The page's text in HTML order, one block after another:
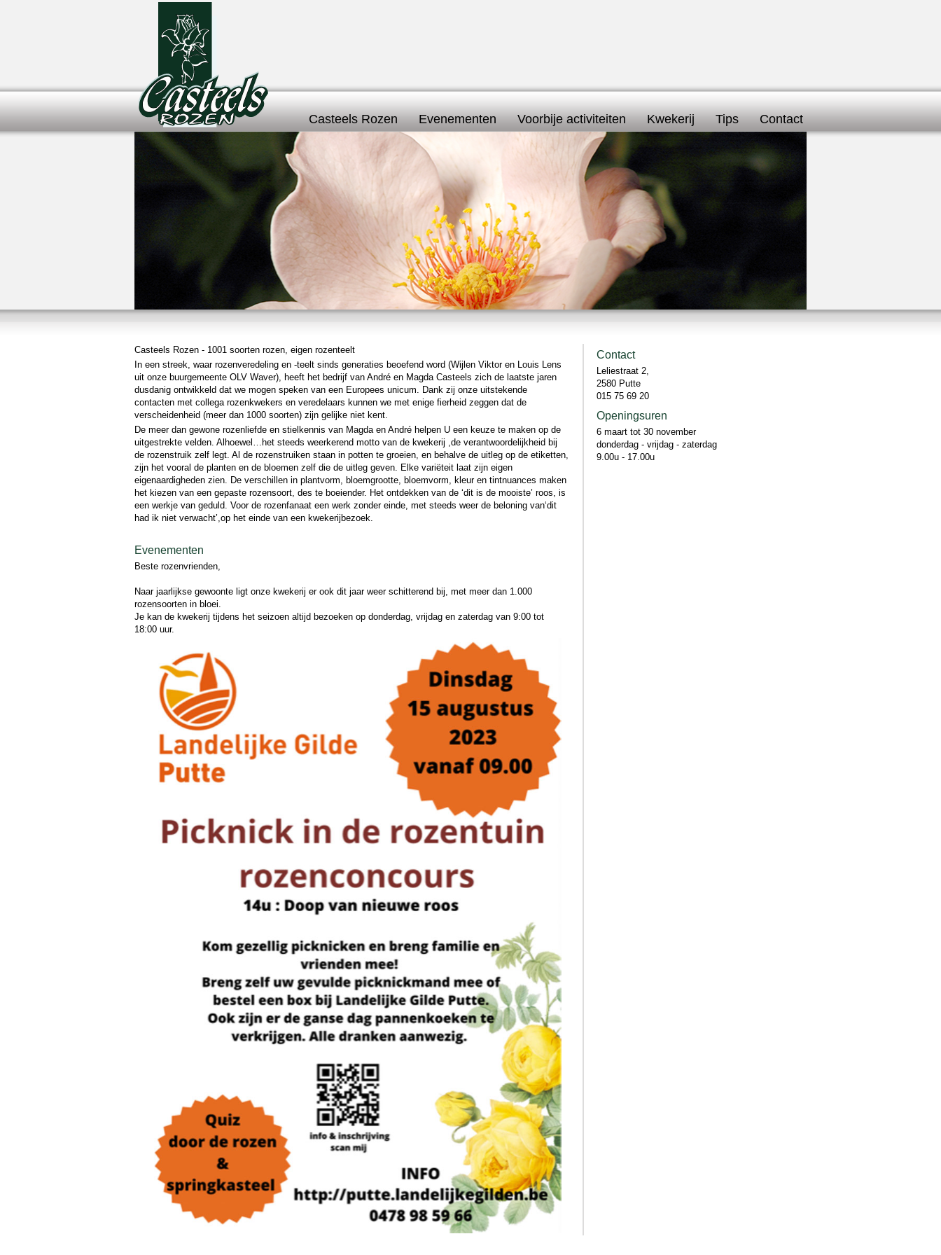
Casteels Rozen Evenementen Voorbije activiteiten Kwekerij Tips Contact
Casteels Rozen - 1001 soorten rozen, eigen rozenteelt
In een streek, waar rozenveredeling en -teelt sinds generaties beoefend word (Wijlen Viktor en Louis Lens
uit onze buurgemeente OLV Waver), heeft het bedrijf van André en Magda Casteels zich de laatste jaren
dusdanig ontwikkeld dat we mogen speken van een Europees unicum. Dank zij onze uitstekende
contacten met collega rozenkwekers en veredelaars kunnen we met enige fierheid zeggen dat de
verscheidenheid (meer dan 1000 soorten) zijn gelijke niet kent.
De meer dan gewone rozenliefde en stielkennis van Magda en André helpen U een keuze te maken op de
uitgestrekte velden. Alhoewel…het steeds weerkerend motto van de kwekerij ,de verantwoordelijkheid bij
de rozenstruik zelf legt. Al de rozenstruiken staan in potten te groeien, en behalve de uitleg op de etiketten,
zijn het vooral de planten en de bloemen zelf die de uitleg geven. Elke variëteit laat zijn eigen
eigenaardigheden zien. De verschillen in plantvorm, bloemgrootte, bloemvorm, kleur en tintnuances maken
het kiezen van een gepaste rozensoort, des te boeiender. Het ontdekken van de ‘dit is de mooiste’ roos, is
een werkje van geduld. Voor de rozenfanaat een werk zonder einde, met steeds weer de beloning van‘dit
had ik niet verwacht’,op het einde van een kwekerijbezoek.
Evenementen
Beste rozenvrienden,
Naar jaarlijkse gewoonte ligt onze kwekerij er ook dit jaar weer schitterend bij, met meer dan 1.000
rozensoorten in bloei.
Je kan de kwekerij tijdens het seizoen altijd bezoeken op donderdag, vrijdag en zaterdag van 9:00 tot
18:00 uur.
Contact
Leliestraat 2,
2580 Putte
015 75 69 20
Openingsuren
6 maart tot 30 november
donderdag - vrijdag - zaterdag
9.00u - 17.00u